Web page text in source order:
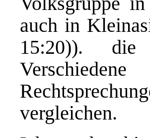
auch in
15:20)). die
vergleichen.